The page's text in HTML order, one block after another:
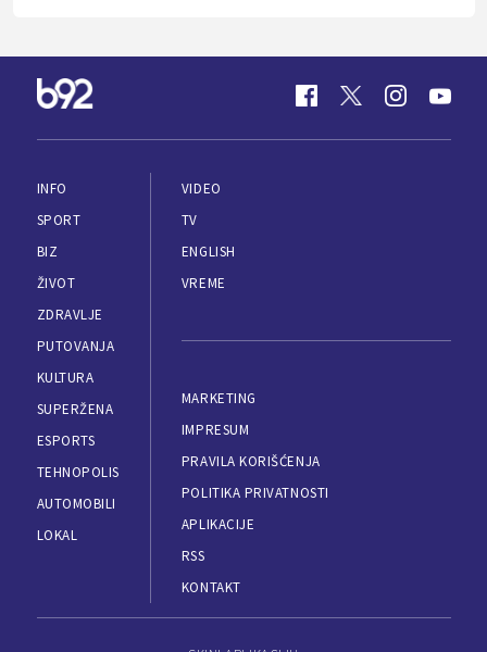
INFO
SPORT
BIZ
ŽIVOT
ZDRAVLJE
PUTOVANJA
KULTURA
SUPERŽENA
ESPORTS
TEHNOPOLIS
AUTOMOBILI
LOKAL
VIDEO
TV
ENGLISH
VREME
MARKETING
IMPRESUM
PRAVILA KORIŠĆENJA
POLITIKA PRIVATNOSTI
APLIKACIJE
RSS
KONTAKT